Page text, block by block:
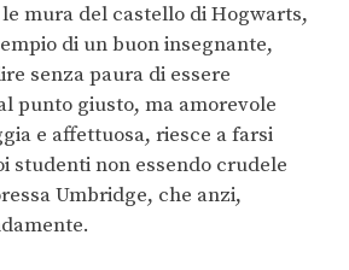
mura del castello di Hogwarts,
di un buon insegnante,
senza paura di essere
punto giusto, ma amorevole
e affettuosa, riesce a farsi
studenti non essendo crudele
Umbridge, che anzi,